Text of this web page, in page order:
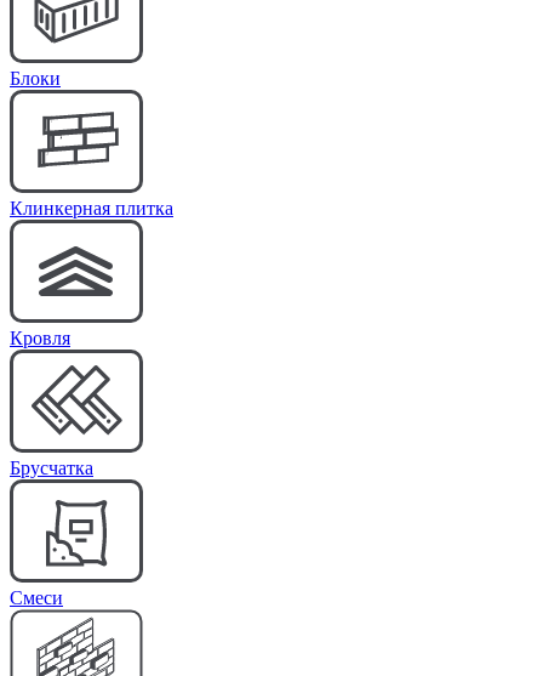
Блоки
Клинкерная плитка
Кровля
Брусчатка
Cмеси